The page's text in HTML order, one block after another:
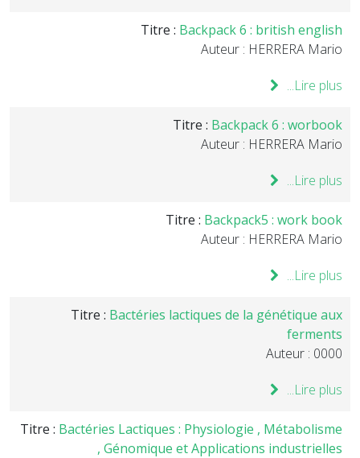
Titre : Backpack 6 : british english
Auteur : HERRERA Mario
Lire plus...
Titre : Backpack 6 : worbook
Auteur : HERRERA Mario
Lire plus...
Titre : Backpack5 : work book
Auteur : HERRERA Mario
Lire plus...
Titre : Bactéries lactiques de la génétique aux
ferments
Auteur : 0000
Lire plus...
Titre : Bactéries Lactiques : Physiologie , Métabolisme
, Génomique et Applications industrielles